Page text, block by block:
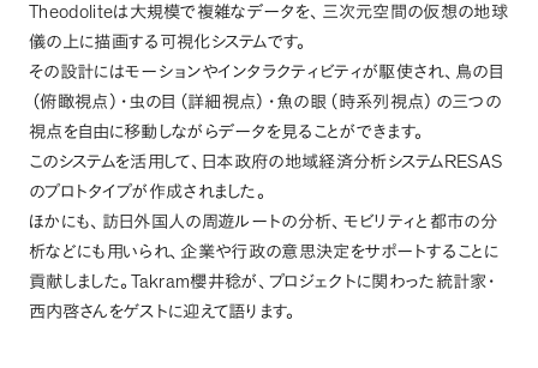
Theodoliteは大規模で複雑なデータを、 三次元空間の仮想の地球
儀の上に描画する可視化システムです。
その設計にはモーションやインタラクティビティが駆使され、 鳥の目
（俯瞰視点 ） ・虫の目 （ 詳細視点 ） ・魚の眼 （ 時系列視点 ） の三つの
視点を自由に移動しながらデータを見ることができます。
このシステムを活用して、 日本政府の地域経済分析システム RESAS
のプロトタイプが作成されました。
ほかにも、 訪日外国人の周遊ルートの分析、 モビリティと都市の分
析などにも用いられ、 企業や行政の意思決定をサポートすることに
貢献しました。 Takram櫻井稔が 、 プロジェクトに関わった統計家・
西内啓さんをゲストに迎えて語ります。